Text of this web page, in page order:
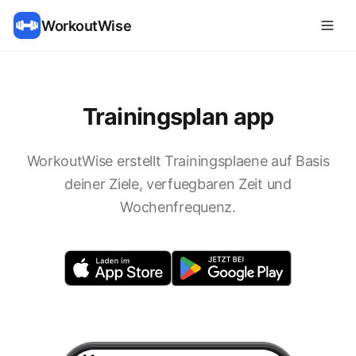
WorkoutWise
Trainingsplan app
WorkoutWise erstellt Trainingsplaene auf Basis
deiner Ziele, verfuegbaren Zeit und
Wochenfrequenz.